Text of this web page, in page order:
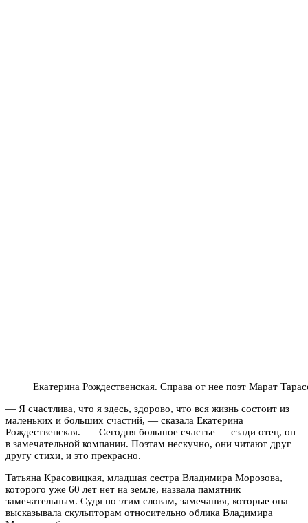
Екатерина Рождественская. Справа от нее поэт Марат
— Я счастлива, что я здесь, здорово, что вся жизнь состоит из
маленьких и больших счастий, — сказала Екатерина
Рождественская. — Сегодня большое счастье — сзади отец, он
в замечательной компании. Поэтам нескучно, они читают друг
другу стихи, и это прекрасно.
Татьяна Красовицкая, младшая сестра Владимира Морозова,
которого уже 60 лет нет на земле, назвала памятник
замечательным. Судя по этим словам, замечания, которые она
высказывала скульпторам относительно облика Владимира